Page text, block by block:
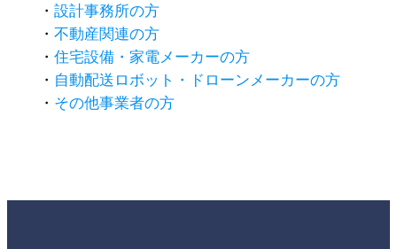
・ 設計事務所の方
・ 不動産関連の方
・ 住宅設備・家電メーカーの方
・ 自動配送ロボット・ドローンメーカーの方
・ その他事業者の方